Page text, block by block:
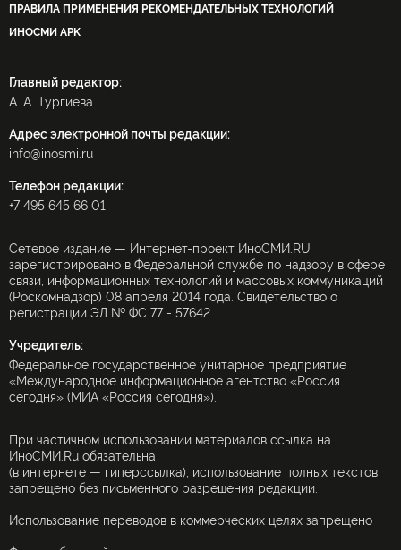
ПРАВИЛА ПРИМЕНЕНИЯ РЕКОМЕНДАТЕЛЬНЫХ ТЕХНОЛОГИЙ
ИНОСМИ APK
Главный редактор:
А. А. Тургиева
Адрес электронной почты редакции:
info@inosmi.ru
Телефон редакции:
+7 495 645 66 01
Сетевое издание — Интернет-проект ИноСМИ.RU
зарегистрировано в Федеральной службе по надзору в сфере
связи, информационных технологий и массовых коммуникаций
(Роскомнадзор) 08 апреля 2014 года. Свидетельство о
регистрации ЭЛ № ФС 77 - 57642
Учредитель:
Федеральное государственное унитарное предприятие
«Международное информационное агентство «Россия
сегодня» (МИА «Россия сегодня»).
При частичном использовании материалов ссылка на
ИноСМИ.Ru обязательна
(в интернете — гиперссылка), использование полных текстов
запрещено без письменного разрешения редакции.
Использование переводов в коммерческих целях запрещено